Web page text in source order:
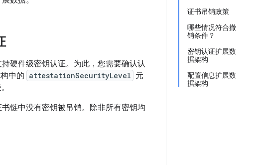
证书吊销政策
哪些情况符合撤
销条件？
密钥认证扩展数
据架构
配置信息扩展数
据架构
硬件级密钥认证。为此，您需要确认认
中的 attestationSecurityLevel 元
书链中没有密钥被吊销。除非所有密钥均